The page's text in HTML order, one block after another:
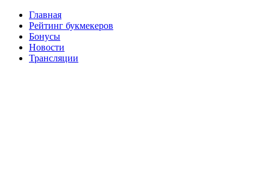
Главная
Рейтинг букмекеров
Бонусы
Новости
Трансляции